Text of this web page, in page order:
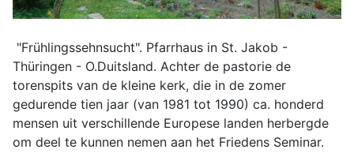
"Frühlingssehnsucht". Pfarrhaus in St. Jakob -
Thüringen - O.Duitsland. Achter de pastorie de
torenspits van de kleine kerk, die in de zomer
gedurende tien jaar (van 1981 tot 1990) ca. honderd
mensen uit verschillende Europese landen herbergde
om deel te kunnen nemen aan het Friedens Seminar.